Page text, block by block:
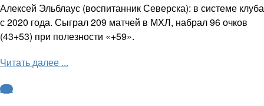
Алексей Эльблаус (воспитанник Северска): в системе клуба
с 2020 года. Сыграл 209 матчей в МХЛ, набрал 96 очков
(43+53) при полезности «+59».
Читать далее ...
КХЛ